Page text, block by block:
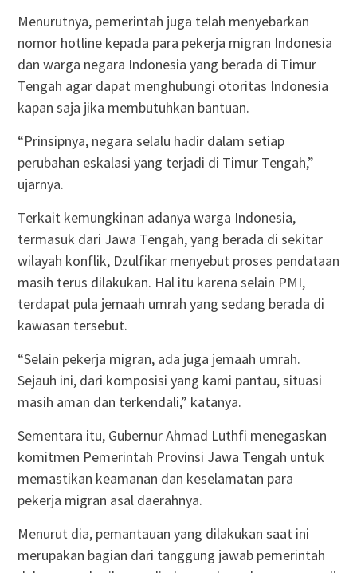
Menurutnya, pemerintah juga telah menyebarkan
nomor hotline kepada para pekerja migran Indonesia
dan warga negara Indonesia yang berada di Timur
Tengah agar dapat menghubungi otoritas Indonesia
kapan saja jika membutuhkan bantuan.
“Prinsipnya, negara selalu hadir dalam setiap
perubahan eskalasi yang terjadi di Timur Tengah,”
ujarnya.
Terkait kemungkinan adanya warga Indonesia,
termasuk dari Jawa Tengah, yang berada di sekitar
wilayah konflik, Dzulfikar menyebut proses pendataan
masih terus dilakukan. Hal itu karena selain PMI,
terdapat pula jemaah umrah yang sedang berada di
kawasan tersebut.
“Selain pekerja migran, ada juga jemaah umrah.
Sejauh ini, dari komposisi yang kami pantau, situasi
masih aman dan terkendali,” katanya.
Sementara itu, Gubernur Ahmad Luthfi menegaskan
komitmen Pemerintah Provinsi Jawa Tengah untuk
memastikan keamanan dan keselamatan para
pekerja migran asal daerahnya.
Menurut dia, pemantauan yang dilakukan saat ini
merupakan bagian dari tanggung jawab pemerintah